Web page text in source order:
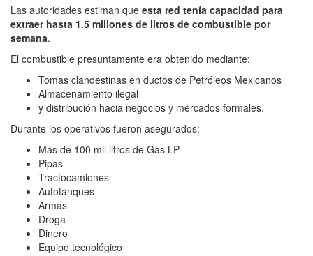
Las autoridades estiman que esta red tenía capacidad para
extraer hasta 1.5 millones de litros de combustible por
semana.
El combustible presuntamente era obtenido mediante:
Tomas clandestinas en ductos de Petróleos Mexicanos
Almacenamiento ilegal
y distribución hacia negocios y mercados formales.
Durante los operativos fueron asegurados:
Más de 100 mil litros de Gas LP
Pipas
Tractocamiones
Autotanques
Armas
Droga
Dinero
Equipo tecnológico